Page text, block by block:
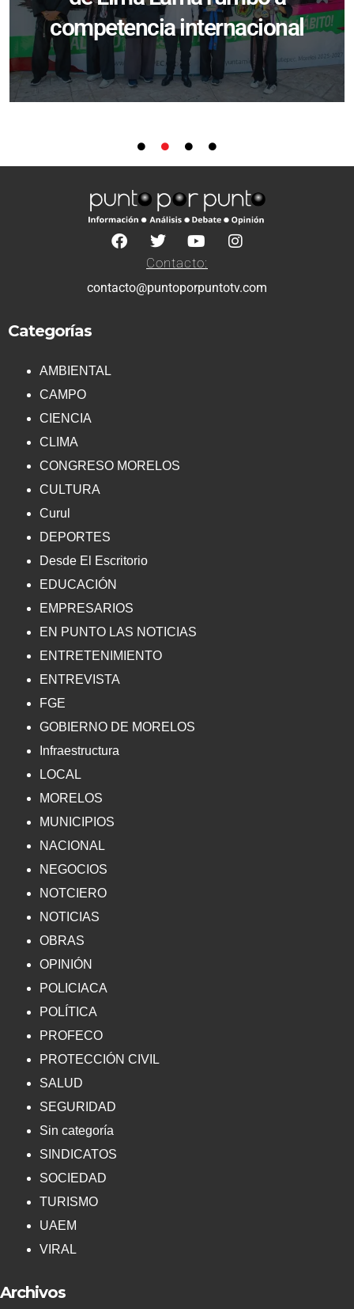
competencia internacional
Contacto:
contacto@puntoporpuntotv.com
Categorías
AMBIENTAL
CAMPO
CIENCIA
CLIMA
CONGRESO MORELOS
CULTURA
Curul
DEPORTES
Desde El Escritorio
EDUCACIÓN
EMPRESARIOS
EN PUNTO LAS NOTICIAS
ENTRETENIMIENTO
ENTREVISTA
FGE
GOBIERNO DE MORELOS
Infraestructura
LOCAL
MORELOS
MUNICIPIOS
NACIONAL
NEGOCIOS
NOTCIERO
NOTICIAS
OBRAS
OPINIÓN
POLICIACA
POLÍTICA
PROFECO
PROTECCIÓN CIVIL
SALUD
SEGURIDAD
Sin categoría
SINDICATOS
SOCIEDAD
TURISMO
UAEM
VIRAL
Archivos